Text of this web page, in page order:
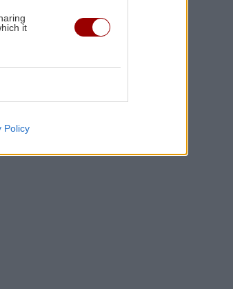
it
Policy
σε